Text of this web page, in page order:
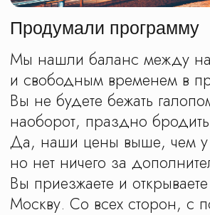
узнать Москву: пронестись по столице
сквозь время и пространство, подняться
над городом и оказаться в его
подземельях.